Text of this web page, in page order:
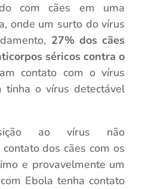
com cães em uma
onde um surto do vírus
27% dos cães
séricos contra o
contato com o vírus
tinha o vírus detectável
ao vírus não
dos cães com os
e provavelmente um
Ebola tenha contato